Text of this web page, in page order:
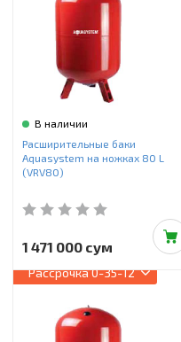
В наличии
Расширительные баки
Aquasystem на ножках 80 L
(VRV80)
1 471 000 сум
Рассрочка0-35-12